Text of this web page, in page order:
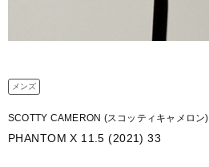
メンズ
SCOTTY CAMERON (スコッティキャメロン)
PHANTOM X 11.5 (2021) 33